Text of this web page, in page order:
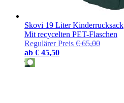
Skovi 19 Liter Kinderrucksack
Mit recycelten PET-Flaschen
Regulärer Preis € 65,00
ab € 45,50